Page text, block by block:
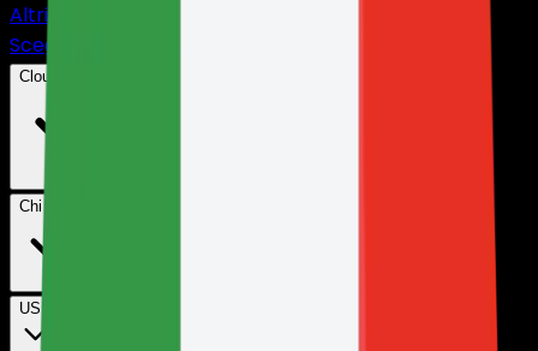
Altri giochi
Scegli tra oltre 40 giochi.
Cloud Hosting
Chi siamo
USD